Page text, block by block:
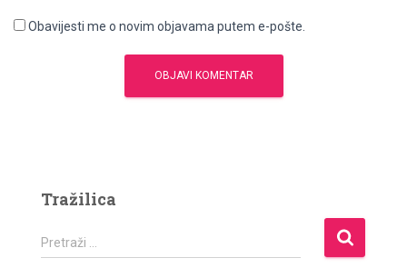
Obavijesti me o novim objavama putem e-pošte.
Tražilica
P
r
Pretraži …